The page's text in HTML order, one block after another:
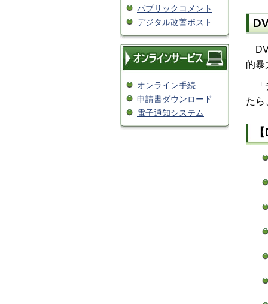
パブリックコメント
デジタル改善ポスト
オンライン手続
申請書ダウンロード
電子通知システム
DV
的暴
た